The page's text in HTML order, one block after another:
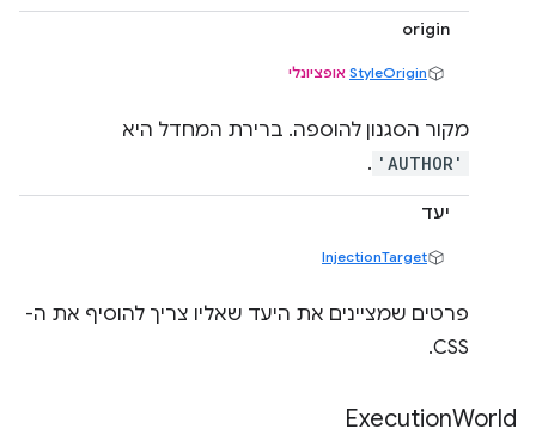
origin
StyleOrigin אופציונלי
מקור הסגנון להוספה. ברירת המחדל היא
'AUTHOR'
.
יעד
InjectionTarget
פרטים שמציינים את היעד שאליו צריך להוסיף את ה-
CSS.
ExecutionWorld